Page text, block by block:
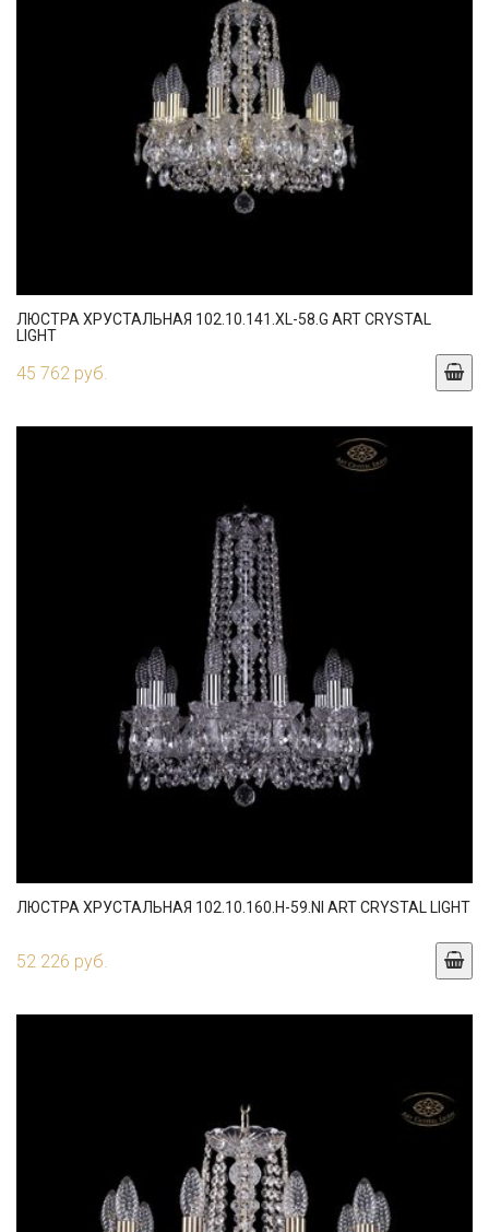
ЛЮСТРА ХРУСТАЛЬНАЯ 102.10.141.XL-58.G ART CRYSTAL
LIGHT
45 762 руб.
ЛЮСТРА ХРУСТАЛЬНАЯ 102.10.160.H-59.NI ART CRYSTAL LIGHT
52 226 руб.